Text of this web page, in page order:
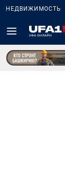
НЕДВИЖИМОСТЬ